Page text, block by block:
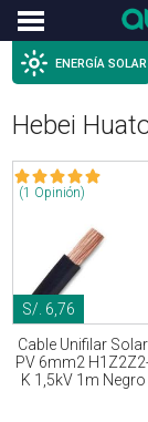
ENERGÍA SOLAR
Hebei
(1 Opinión)
S/. 6,76
Cable Unifilar Solar
PV 6mm2
K 1,5kV 1m Negro